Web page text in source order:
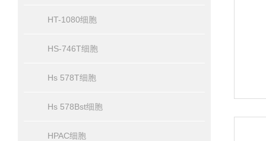
HT-1080细胞
HS-746T细胞
Hs 578T细胞
Hs 578Bst细胞
HPAC细胞